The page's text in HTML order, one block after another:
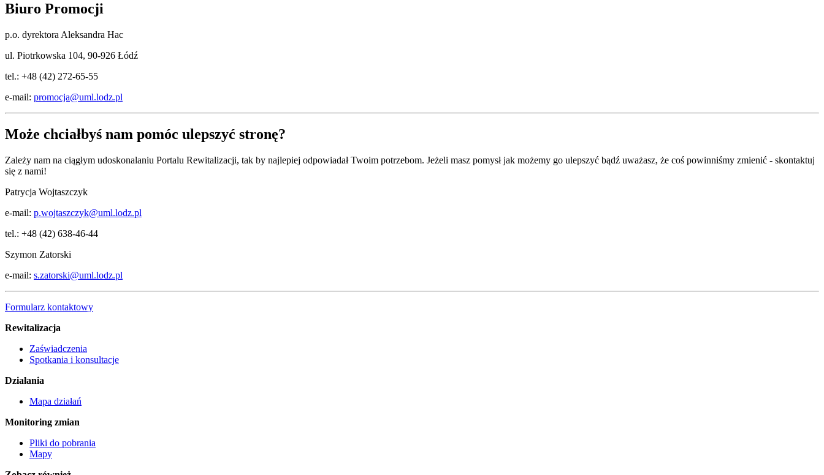
Biuro Promocji
p.o. dyrektora Aleksandra Hac
ul. Piotrkowska 104, 90-926 Łódź
tel.: +48 (42) 272-65-55
e-mail: promocja@uml.lodz.pl
Może chciałbyś nam pomóc ulepszyć stronę?
Zależy nam na ciągłym udoskonalaniu Portalu Rewitalizacji, tak by najlepiej odpowiadał Twoim potrzebom. Jeżeli masz pomysł jak możemy go ulepszyć bądź uważasz, że coś powinniśmy zmienić - skontaktuj
się z nami!
Patrycja Wojtaszczyk
e-mail: p.wojtaszczyk@uml.lodz.pl
tel.: +48 (42) 638-46-44
Szymon Zatorski
e-mail: s.zatorski@uml.lodz.pl
Formularz kontaktowy
Rewitalizacja
Zaświadczenia
Spotkania i konsultacje
Działania
Mapa działań
Monitoring zmian
Pliki do pobrania
Mapy